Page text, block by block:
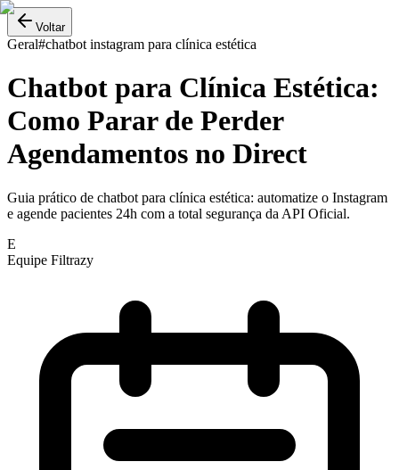
Voltar
Geral#chatbot instagram para clínica estética
Chatbot para Clínica Estética:
Como Parar de Perder
Agendamentos no Direct
Guia prático de chatbot para clínica estética: automatize o Instagram
e agende pacientes 24h com a total segurança da API Oficial.
E
Equipe Filtrazy